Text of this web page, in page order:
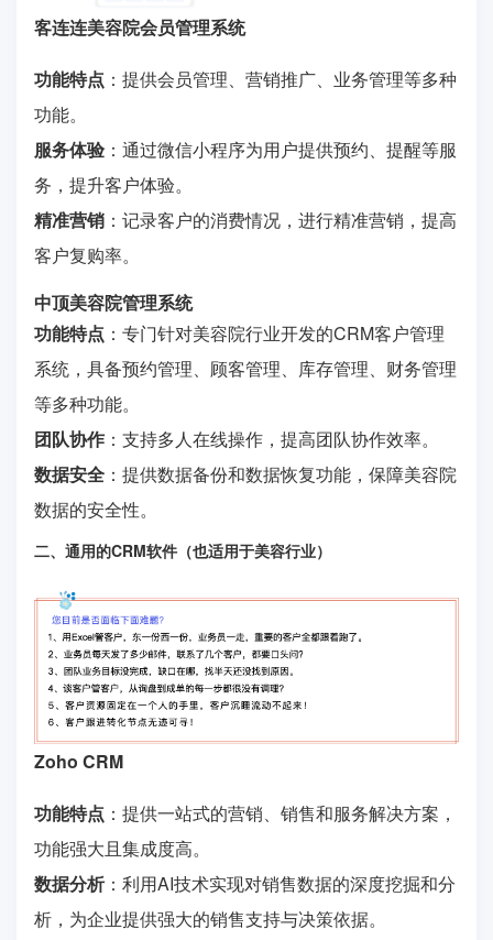
客连连美容院会员管理系统
功能特点 ：提供会员管理、营销推广、业务管理等多种
功能。
服务体验 ：通过微信小程序为用户提供预约、提醒等服
务，提升客户体验。
精准营销 ：记录客户的消费情况，进行精准营销，提高
客户复购率。
中顶美容院管理系统
功能特点 ：专门针对美容院行业开发的CRM客户管理
系统，具备预约管理、顾客管理、库存管理、财务管理
等多种功能。
团队协作 ：支持多人在线操作，提高团队协作效率。
数据安全 ：提供数据备份和数据恢复功能，保障美容院
数据的安全性。
二、通用的CRM软件（也适用于美容行业）
Zoho CRM
功能特点 ：提供一站式的营销、销售和服务解决方案，
功能强大且集成度高。
数据分析：利用AI技术实现对销售数据的深度挖掘和分
析，为企业提供强大的销售支持与决策依据。